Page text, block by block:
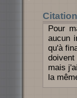
Citation
Pour
aucun
qu'à
mais
la